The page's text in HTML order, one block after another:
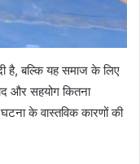
है, बल्कि यह समाज के लिए
और सहयोग कितना
के वास्तविक कारणों की